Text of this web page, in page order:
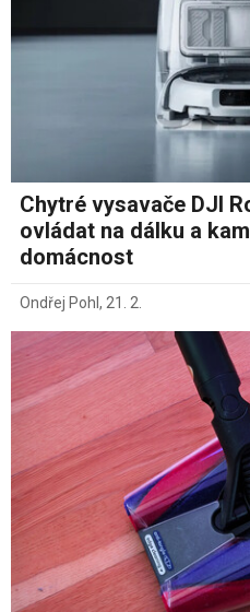
Chytré vysavače DJI
ovládat na dálku a
domácnost
Ondřej Pohl , 21. 2.